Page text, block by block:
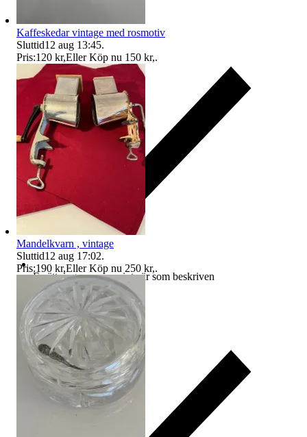
Ersättning om varan inte är som beskriven
Kaffeskedar vintage med rosmotiv
Sluttid12 aug 13:45.
Pris:120 kr,Eller Köp nu 150 kr,.
Mandelkvarn , vintage
Sluttid12 aug 17:02.
Pris:190 kr,Eller Köp nu 250 kr,.